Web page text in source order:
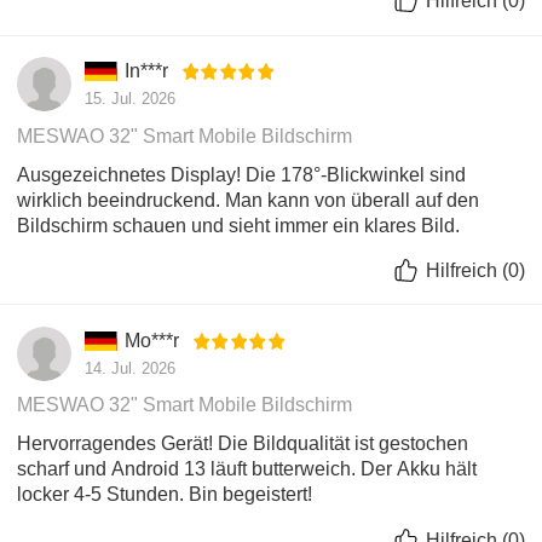
Polymer-Akku, optional erweiterbar auf bis zu 33.000
mAh, ermöglicht eine Laufzeit von 4–5 Stunden und
schnelles Aufladen in 3–4 Stunden. Damit ist das
Gerät ideal für mobile Büros, Präsentationen,
Unterhaltung und kommerzielle Display-
Anwendungen.
Flexibler, verstellbarer Ständer und vielfältige
Wandhalterung, ±35° Neigungsverstellung, 170 mm
Höhenverstellung und 90° vertikaler Drehung für
optimalen Sehkomfort. Ausgestattet mit USB-A-,
USB-C- (OTG), HDMI-IN- und 3,5-mm-
Audioanschlüssen für den einfachen Anschluss von
Smartphones, Laptops, Kameras und mehr. Inklusive
Infrarot-Fernbedienung für komfortable Bedienung in
In***r
15. Jul. 2026
MESWAO 32" Smart Mobile Bildschirm
Ausgezeichnetes Display! Die 178°-Blickwinkel sind
wirklich beeindruckend. Man kann von überall auf den
Bildschirm schauen und sieht immer ein klares Bild.
Hilfreich (0)
Mo***r
14. Jul. 2026
MESWAO 32" Smart Mobile Bildschirm
Hervorragendes Gerät! Die Bildqualität ist gestochen
scharf und Android 13 läuft butterweich. Der Akku hält
locker 4-5 Stunden. Bin begeistert!